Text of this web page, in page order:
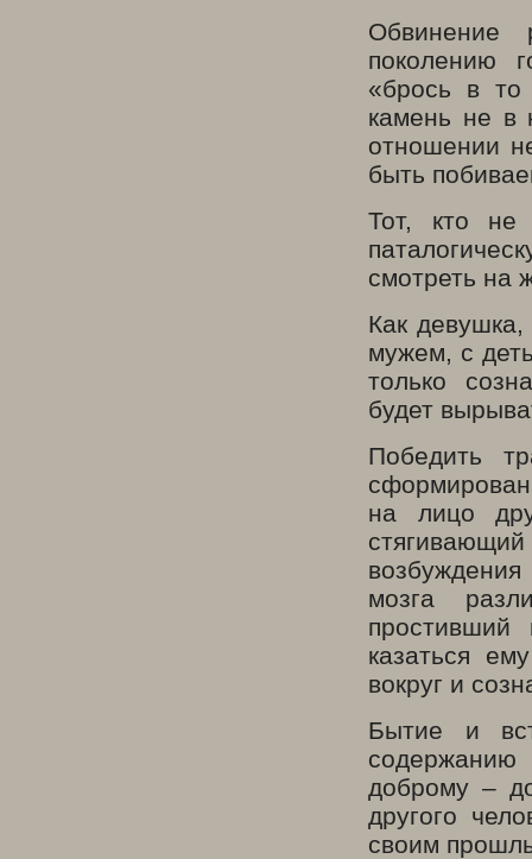
Обвинение
поколению
«брось в то
камень не в
отношении
быть
Тот, кто не
смотреть на
Как
мужем, с
только
будет
Победить
на лицо
мозга
казаться
вокруг и
Бытие и
доброму –
другого
своим